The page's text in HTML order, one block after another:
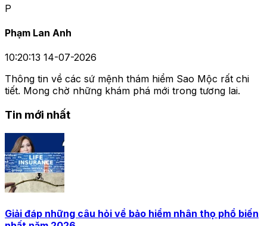
P
Phạm Lan Anh
10:20:13 14-07-2026
Thông tin về các sứ mệnh thám hiểm Sao Mộc rất chi
tiết. Mong chờ những khám phá mới trong tương lai.
Tin mới nhất
Giải đáp những câu hỏi về bảo hiểm nhân thọ phổ biến